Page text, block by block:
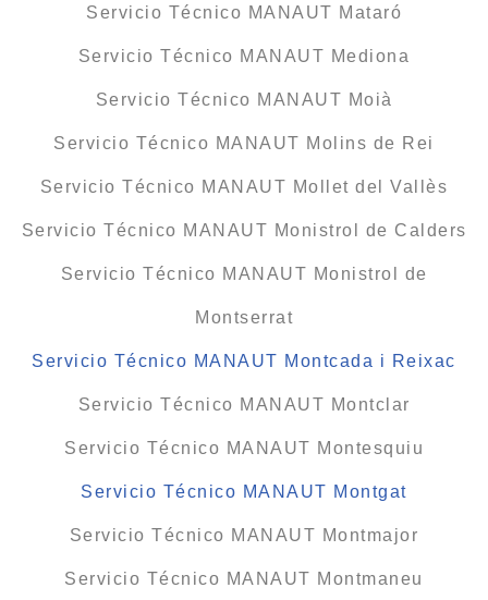
Servicio Técnico MANAUT Mataró
Servicio Técnico MANAUT Mediona
Servicio Técnico MANAUT Moià
Servicio Técnico MANAUT Molins de Rei
Servicio Técnico MANAUT Mollet del Vallès
Servicio Técnico MANAUT Monistrol de Calders
Servicio Técnico MANAUT Monistrol de
Montserrat
Servicio Técnico MANAUT Montcada i Reixac
Servicio Técnico MANAUT Montclar
Servicio Técnico MANAUT Montesquiu
Servicio Técnico MANAUT Montgat
Servicio Técnico MANAUT Montmajor
Servicio Técnico MANAUT Montmaneu